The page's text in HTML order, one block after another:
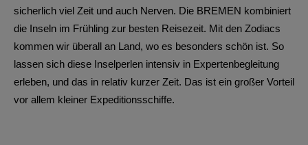
sicherlich viel Zeit und auch Nerven. Die BREMEN kombiniert
die Inseln im Frühling zur besten Reisezeit. Mit den Zodiacs
kommen wir überall an Land, wo es besonders schön ist. So
lassen sich diese Inselperlen intensiv in Expertenbegleitung
erleben, und das in relativ kurzer Zeit. Das ist ein großer Vorteil
vor allem kleiner Expeditionsschiffe.